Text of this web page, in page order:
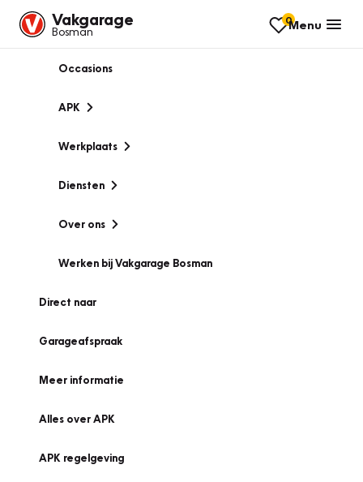
Vakgarage
Bosman
0Menu
Occasions
APK
Werkplaats
Diensten
Over ons
Werken bij Vakgarage Bosman
Direct naar
Garageafspraak
Meer informatie
Alles over APK
APK regelgeving